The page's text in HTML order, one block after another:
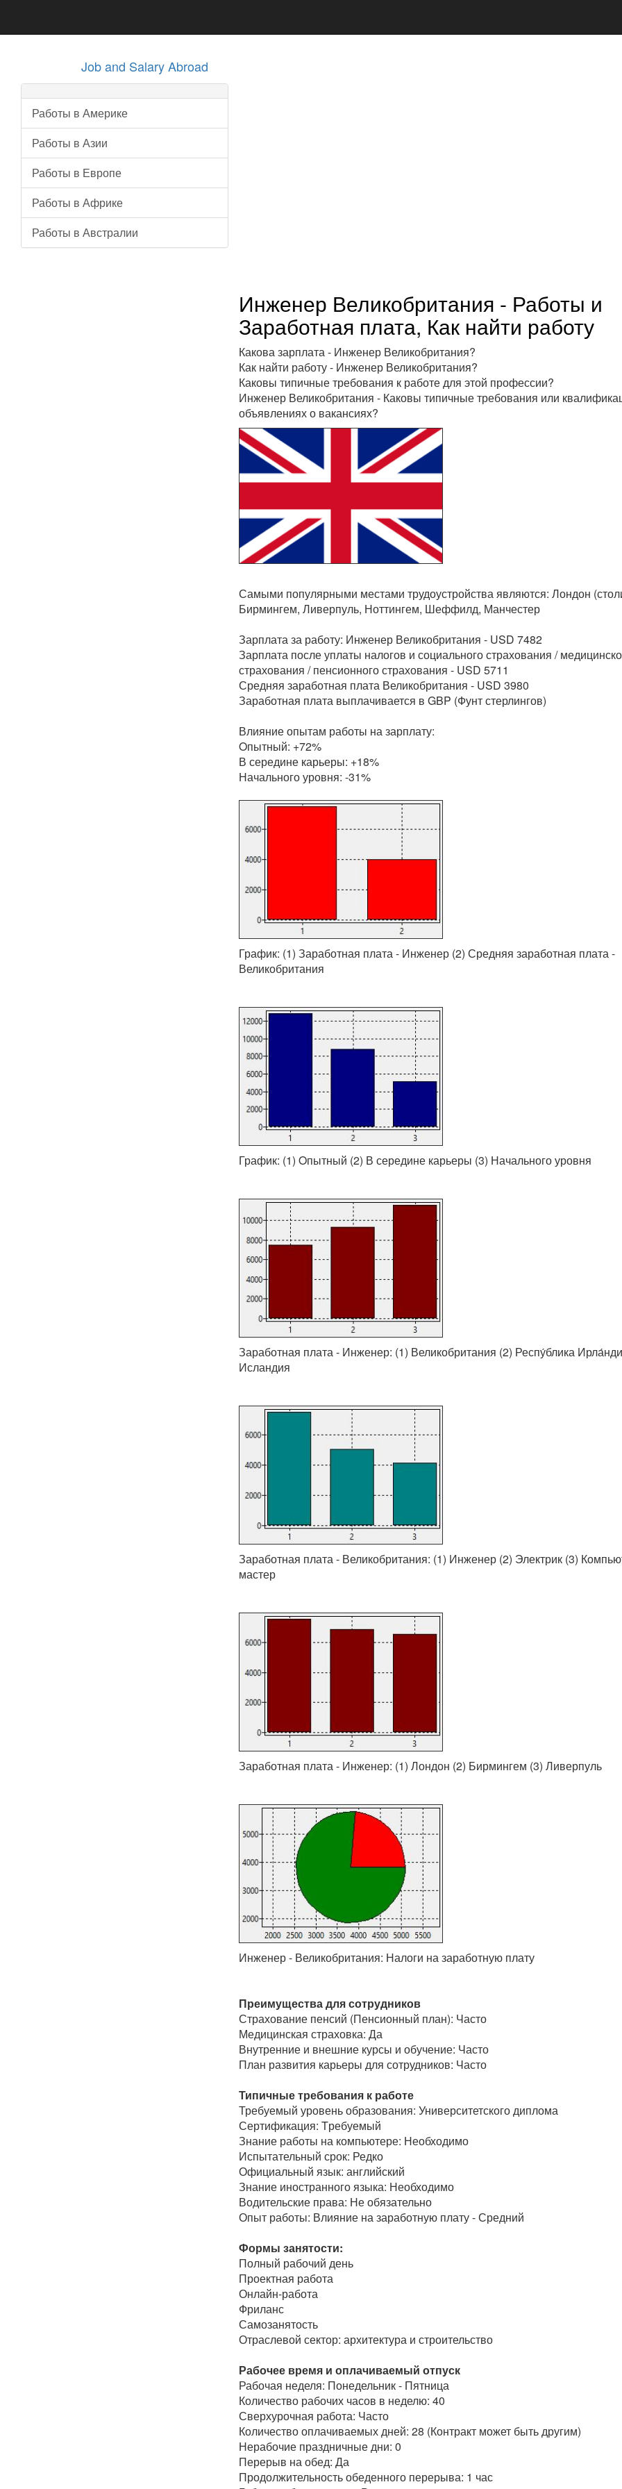
Job and Salary Abroad
Работы в Америке
Работы в Азии
Работы в Европе
Работы в Африке
Работы в Австралии
Инженер Великобритания - Работы и
Заработная плата, Как найти работу
Какова зарплата - Инженер Великобритания?
Как найти работу - Инженер Великобритания?
Каковы типичные требования к работе для этой профессии?
Инженер Великобритания - Каковы типичные требования или
объявлениях о вакансиях?
Самыми популярными местами трудоустройства являются: Лондон
Бирмингем, Ливерпуль, Ноттингем, Шеффилд, Манчестер
Зарплата за работу: Инженер Великобритания - USD 7482
Зарплата после уплаты налогов и социального страхования /
страхования / пенсионного страхования - USD 5711
Средняя заработная плата Великобритания - USD 3980
Заработная плата выплачивается в GBP (Фунт стерлингов)
Влияние опытам работы на зарплату:
Oпытный: +72%
В середине карьеры: +18%
Начального уровня: -31%
График: (1) Заработная плата - Инженер (2) Средняя заработная плата -
Великобритания
График: (1) Oпытный (2) В середине карьеры (3) Начального уровня
Заработная плата - Инженер: (1) Великобритания (2) Респу́блика
Исландия
Заработная плата - Великобритания: (1) Инженер (2) Электрик (3)
мастер
Заработная плата - Инженер: (1) Лондон (2) Бирмингем (3) Ливерпуль
Инженер - Великобритания: Налоги на заработную плату
Преимущества для сотрудников
Страхование пенсий (Пенсионный план): Часто
Медицинская страховка: Да
Внутренние и внешние курсы и обучение: Часто
План развития карьеры для сотрудников: Часто
Типичные требования к работе
Требуемый уровень образования: Университетского диплома
Сертификация: Tребуемый
Знание работы на компьютере: Необходимо
Испытательный срок: Редко
Официальный язык: английский
Знание иностранного языка: Необходимо
Водительские права: Не обязательно
Опыт работы: Влияние на заработную плату - Средний
Формы занятости:
Полный рабочий день
Проектная работа
Онлайн-работа
Фриланс
Самозанятость
Отраслевой сектор: архитектура и строительство
Рабочее время и оплачиваемый отпуск
Рабочая неделя: Понедельник - Пятница
Количество рабочих часов в неделю: 40
Сверхурочная работа: Часто
Количество оплачиваемых дней: 28 (Контракт может быть другим)
Нерабочие праздничные дни: 0
Перерыв на обед: Да
Продолжительность обеденного перерыва: 1 час